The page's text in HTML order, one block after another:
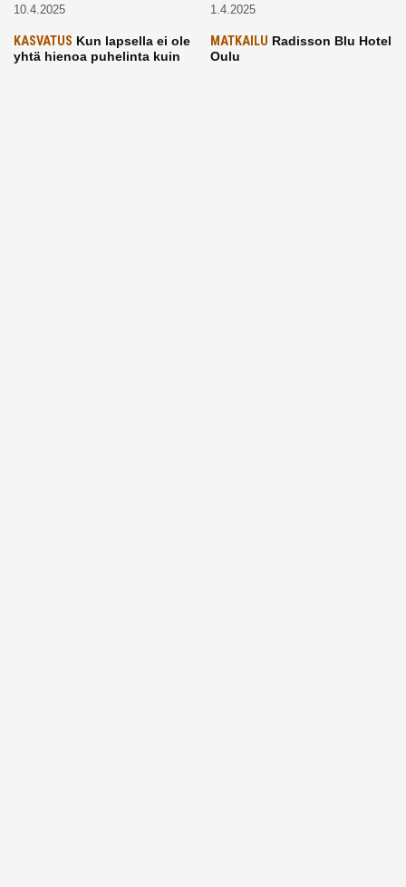
10.4.2025 1.4.2025
KASVATUS Kun lapsella ei ole
yhtä hienoa puhelinta kuin
MATKAILU Radisson Blu Hotel
Oulu